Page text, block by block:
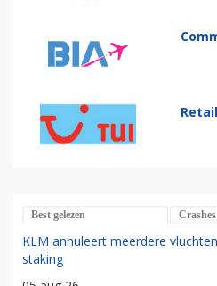
Best gelezen Crashes
KLM annuleert meerdere
staking